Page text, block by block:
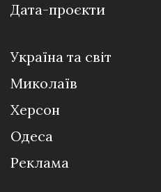
Дата-проєкти
Україна та світ
Миколаїв
Херсон
Одеса
Реклама